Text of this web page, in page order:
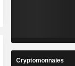
Cryptomonnaies